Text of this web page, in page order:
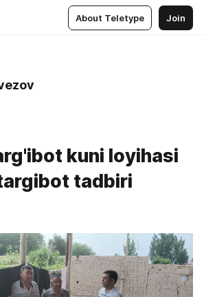
About Teletype Join
kuni loyihasi
tadbiri